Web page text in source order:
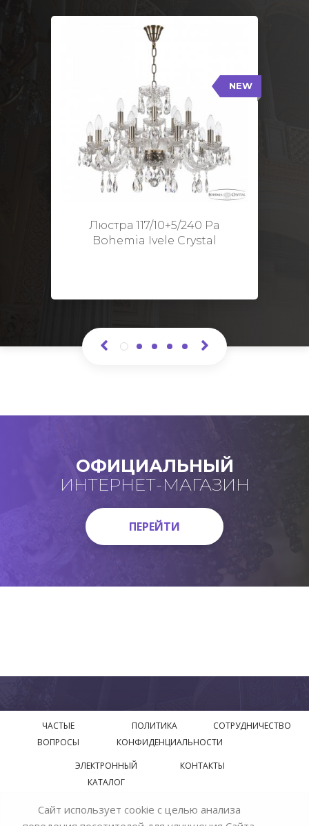
NEW
Люстра 117/10+5/240 Pa
Bohemia Ivele Crystal
117/10+5/240 Pa
Тип: Стеклянный рожок
Цвет арматуры: Патина/
Кол-во ламп: 15
Диаметр: 70 см
ОФИЦИАЛЬНЫЙ
ИНТЕРНЕТ-МАГАЗИН
ПЕРЕЙТИ
ПЕРЕЙТИ
ЧАСТЫЕ
ВОПРОСЫ
ПОЛИТИКА
КОНФИДЕНЦИАЛЬНОСТИ
СОТРУДНИЧЕСТВО
ЭЛЕКТРОННЫЙ
КАТАЛОГ
КОНТАКТЫ
© 2018—2026 Официальный сайт завода производителя
Сайт использует cookie с целью анализа